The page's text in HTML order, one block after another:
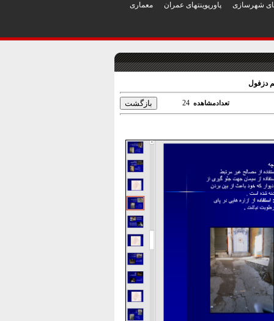
شهرسازی پاورپوينتهای عمران معماری
دزفول
تعدادمشاهده 24